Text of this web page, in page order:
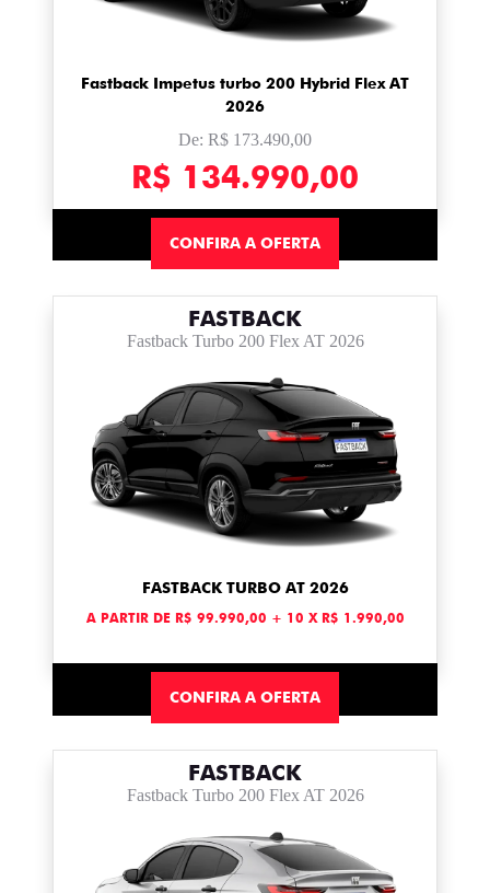
Fastback Impetus turbo 200 Hybrid Flex AT
2026
De: R$ 173.490,00
R$ 134.990,00
CONFIRA A OFERTA
FASTBACK
Fastback Turbo 200 Flex AT 2026
FASTBACK TURBO AT 2026
A PARTIR DE R$ 99.990,00 + 10 X R$ 1.990,00
CONFIRA A OFERTA
FASTBACK
Fastback Turbo 200 Flex AT 2026